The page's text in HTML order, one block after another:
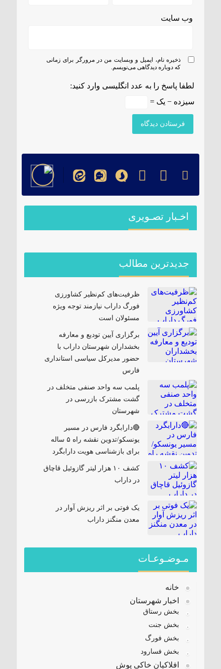
وب‌ سایت
ذخیره نام، ایمیل و وبسایت من در مرورگر برای زمانی
که دوباره دیدگاهی می‌نویسم.
لطفا پاسخ را به عدد انگلیسی وارد کنید:
سیزده − یک =
اخـبار تصـویری
جدیدترین مطالب
ظرفیت‌های کم‌نظیر کشاورزی
فورگ داراب نیازمند توجه ویژه
مسئولان است
برگزاری آیین تودیع و معارفه
بخشداران شهرستان داراب با
حضور مدیرکل سیاسی استانداری
فارس
پلمب سه واحد صنفی متخلف در
گشت مشترک بازرسی در
شهرستان
🔴دارابگرد فارس در مسیر
یونسکو/تدوین نقشه راه ۵ ساله
برای بازشناسی هویت دارابگرد
کشف ۱۰ هزار لیتر گازوئیل قاچاق
در داراب
یک فوتی بر اثر ریزش آوار در
معدن منگنز داراب
مـوضـوعـات
خانه
اخبار شهرستان
بخش رستاق
بخش جنت
بخش فورگ
بخش فسارود
افلاکیان خاکی پوش